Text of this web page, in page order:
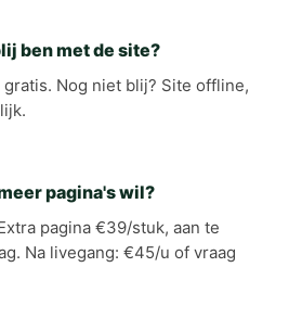
ben met de site?
Nog niet blij? Site offline,
pagina's wil?
pagina €39/stuk, aan te
Na livegang: €45/u of vraag